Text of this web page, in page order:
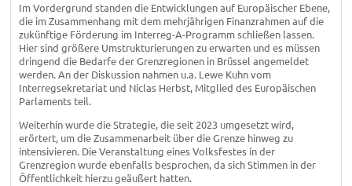
Im Vordergrund standen die Entwicklungen auf Europäischer Ebene,
die im Zusammenhang mit dem mehrjährigen Finanzrahmen auf die
zukünftige Förderung im Interreg-A-Programm schließen lassen.
Hier sind größere Umstrukturierungen zu erwarten und es müssen
dringend die Bedarfe der Grenzregionen in Brüssel angemeldet
werden. An der Diskussion nahmen u.a. Lewe Kuhn vom
Interregsekretariat und Niclas Herbst, Mitglied des Europäischen
Parlaments teil.
Weiterhin wurde die Strategie, die seit 2023 umgesetzt wird,
erörtert, um die Zusammenarbeit über die Grenze hinweg zu
intensivieren. Die Veranstaltung eines Volksfestes in der
Grenzregion wurde ebenfalls besprochen, da sich Stimmen in der
Öffentlichkeit hierzu geäußert hatten.